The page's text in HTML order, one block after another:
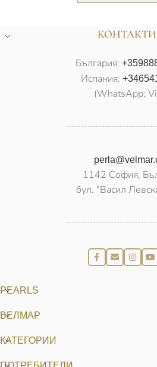
КОНТАКТИ
България:
Испания:
(WhatsApp;
1142 София,
бул. "Васил
PEARLS
ВЕЛМАР
КАТЕГОРИИ